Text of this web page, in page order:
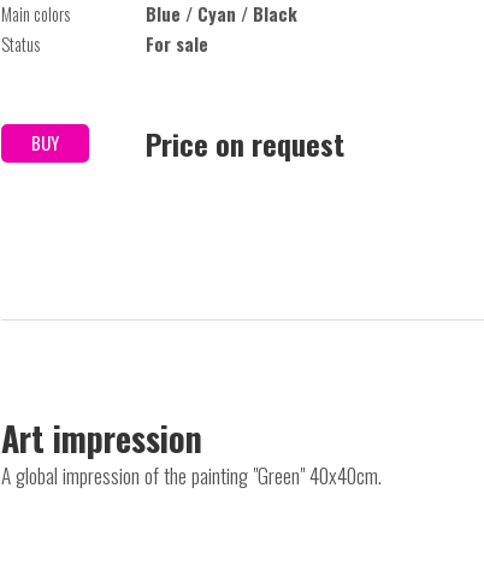
Main colors
Blue / Cyan / Black
Status
For sale
BUY Price on request
Art impression
A global impression of the painting "Green" 40x40cm.